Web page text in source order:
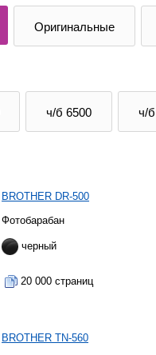
Оригинальные
ч/б 6500 ч/
BROTHER DR-500
Фотобарабан
черный
20 000 страниц
BROTHER TN-560